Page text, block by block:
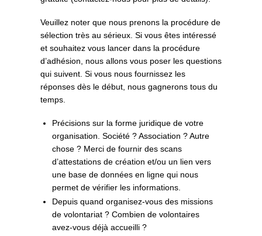
Veuillez noter que nous prenons la procédure de
sélection très au sérieux. Si vous êtes intéressé
et souhaitez vous lancer dans la procédure
d’adhésion, nous allons vous poser les questions
qui suivent. Si vous nous fournissez les
réponses dès le début, nous gagnerons tous du
temps.
Précisions sur la forme juridique de votre
organisation. Société ? Association ? Autre
chose ? Merci de fournir des scans
d’attestations de création et/ou un lien vers
une base de données en ligne qui nous
permet de vérifier les informations.
Depuis quand organisez-vous des missions
de volontariat ? Combien de volontaires
avez-vous déjà accueilli ?